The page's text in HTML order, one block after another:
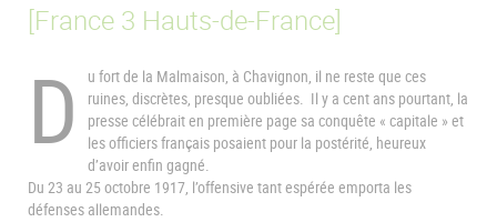
[France 3 Hauts-de-France]
D
u fort de la Malmaison, à Chavignon, il ne reste que ces
ruines, discrètes, presque oubliées. Il y a cent ans pourtant, la
presse célébrait en première page sa conquête « capitale » et
les officiers français posaient pour la postérité, heureux
d’avoir enfin gagné.
Du 23 au 25 octobre 1917, l’offensive tant espérée emporta les
défenses allemandes.